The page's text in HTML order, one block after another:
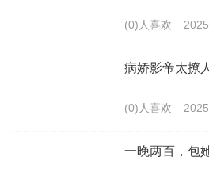
(0)人喜欢
病娇影帝太撩
(0)人喜欢
一晚两百，包